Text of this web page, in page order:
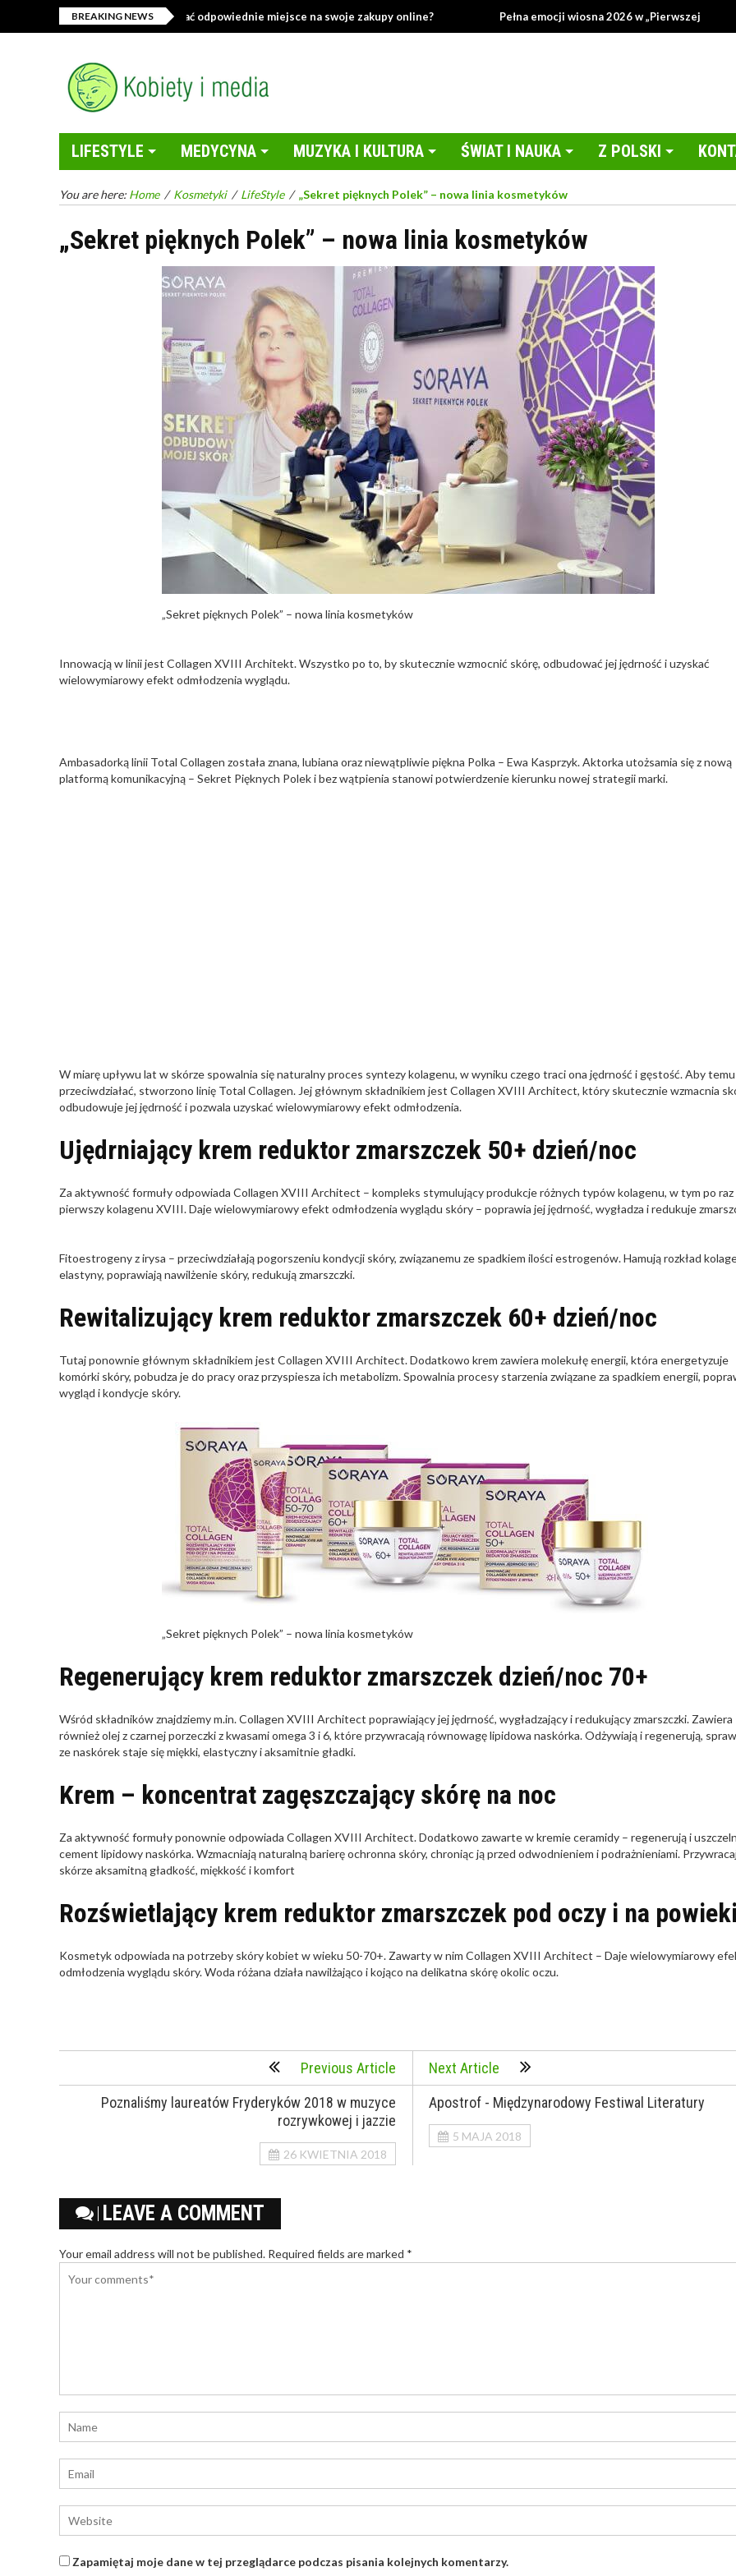
BREAKING NEWS
z tekstyliami – jak wybrać odpowiednie miejsce na swoje zakupy online? Pełna emocji wiosna 2026 w „Pierwszej miłości”!
LIFESTYLE MEDYCYNA MUZYKA I KULTURA ŚWIAT I NAUKA Z POLSKI
You are here: Home / Kosmetyki / LifeStyle / „Sekret pięknych Polek” – nowa linia kosmetyków
„Sekret pięknych Polek” – nowa linia kosmetyków
„Sekret pięknych Polek” – nowa linia kosmetyków
Innowacją w linii jest Collagen XVIII Architekt. Wszystko po to, by skutecznie wzmocnić skórę, odbudować jej jędrność i uzyskać
wielowymiarowy efekt odmłodzenia wyglądu.
Ambasadorką linii Total Collagen została znana, lubiana oraz niewątpliwie piękna Polka – Ewa Kasprzyk. Aktorka utożsamia się z nową
platformą komunikacyjną – Sekret Pięknych Polek i bez wątpienia stanowi potwierdzenie kierunku nowej strategii marki.
W miarę upływu lat w skórze spowalnia się naturalny proces syntezy kolagenu, w wyniku czego traci ona jędrność i gęstość. Aby temu
przeciwdziałać, stworzono linię Total Collagen. Jej głównym składnikiem jest Collagen XVIII Architect, który skutecznie wzmacnia
odbudowuje jej jędrność i pozwala uzyskać wielowymiarowy efekt odmłodzenia.
Ujędrniający krem reduktor zmarszczek 50+ dzień/noc
Za aktywność formuły odpowiada Collagen XVIII Architect – kompleks stymulujący produkcje różnych typów kolagenu, w tym po raz
pierwszy kolagenu XVIII. Daje wielowymiarowy efekt odmłodzenia wyglądu skóry – poprawia jej jędrność, wygładza i redukuje
Fitoestrogeny z irysa – przeciwdziałają pogorszeniu kondycji skóry, związanemu ze spadkiem ilości estrogenów. Hamują rozkład
elastyny, poprawiają nawilżenie skóry, redukują zmarszczki.
Rewitalizujący krem reduktor zmarszczek 60+ dzień/noc
Tutaj ponownie głównym składnikiem jest Collagen XVIII Architect. Dodatkowo krem zawiera molekułę energii, która energetyzuje
komórki skóry, pobudza je do pracy oraz przyspiesza ich metabolizm. Spowalnia procesy starzenia związane za spadkiem energii,
wygląd i kondycje skóry.
„Sekret pięknych Polek” – nowa linia kosmetyków
Regenerujący krem reduktor zmarszczek dzień/noc 70+
Wśród składników znajdziemy m.in. Collagen XVIII Architect poprawiający jej jędrność, wygładzający i redukujący zmarszczki. Zawiera
również olej z czarnej porzeczki z kwasami omega 3 i 6, które przywracają równowagę lipidowa naskórka. Odżywiają i regenerują,
ze naskórek staje się miękki, elastyczny i aksamitnie gładki.
Krem – koncentrat zagęszczający skórę na noc
Za aktywność formuły ponownie odpowiada Collagen XVIII Architect. Dodatkowo zawarte w kremie ceramidy – regenerują i
cement lipidowy naskórka. Wzmacniają naturalną barierę ochronna skóry, chroniąc ją przed odwodnieniem i podrażnieniami.
skórze aksamitną gładkość, miękkość i komfort
Rozświetlający krem reduktor zmarszczek pod oczy i na powieki
Kosmetyk odpowiada na potrzeby skóry kobiet w wieku 50-70+. Zawarty w nim Collagen XVIII Architect – Daje wielowymiarowy
odmłodzenia wyglądu skóry. Woda różana działa nawilżająco i kojąco na delikatna skórę okolic oczu.
Previous Article
Poznaliśmy laureatów Fryderyków 2018 w muzyce
rozrywkowej i jazzie
26 KWIETNIA 2018
Next Article
Apostrof - Międzynarodowy Festiwal Literatury
5 MAJA 2018
LEAVE A COMMENT
Your email address will not be published. Required fields are marked *
Zapamiętaj moje dane w tej przeglądarce podczas pisania kolejnych komentarzy.